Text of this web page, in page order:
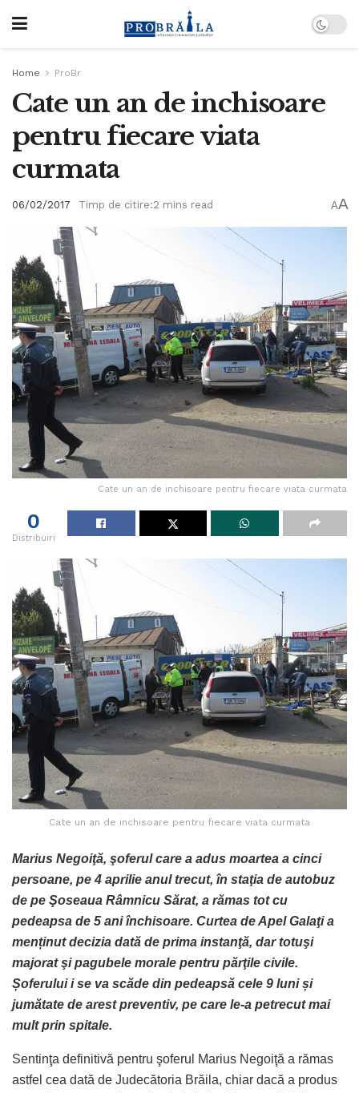
Home ProBr
Cate un an de inchisoare
pentru fiecare viata
curmata
06/02/2017 Timp de citire:2 mins read AA
Cate un an de inchisoare pentru fiecare viata curmata
0
Distribuiri
Cate un an de inchisoare pentru fiecare viata curmata
Marius Negoiţă, şoferul care a adus moartea a cinci
persoane, pe 4 aprilie anul trecut, în staţia de autobuz
de pe Şoseaua Râmnicu Sărat, a rămas tot cu
pedeapsa de 5 ani închisoare. Curtea de Apel Galaţi a
menținut decizia dată de prima instanţă, dar totuşi
majorat şi pagubele morale pentru părţile civile.
Șoferului i se va scăde din pedeapsă cele 9 luni și
jumătate de arest preventiv, pe care le-a petrecut mai
mult prin spitale.
Sentinţa definitivă pentru şoferul Marius Negoiţă a rămas
astfel cea dată de Judecătoria Brăila, chiar dacă a produs